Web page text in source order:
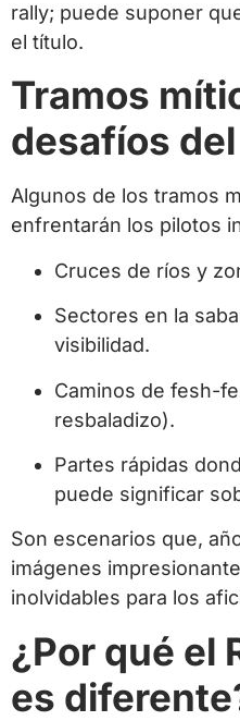
rally; puede suponer
el título.
Tramos
desafíos
Algunos de los tramos
enfrentarán los pilotos
Cruces de ríos y
Sectores en la
visibilidad.
Caminos de fesh-
resbaladizo).
Partes rápidas
puede significar
Son escenarios que,
imágenes
inolvidables para los
¿Por qué el
es